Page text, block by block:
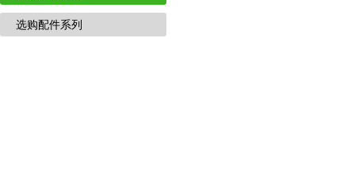
选购配件系列